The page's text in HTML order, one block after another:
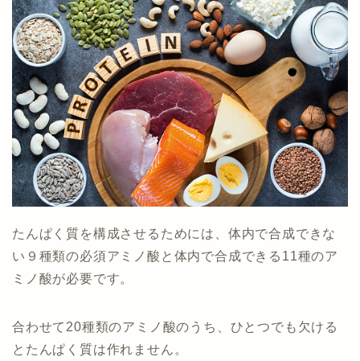
たんぱく質を構成させるためには、体内で合成できな
い９種類の必須アミノ酸と体内で合成できる11種のア
ミノ酸が必要です。
合わせて20種類のアミノ酸のうち、ひとつでも欠ける
とたんぱく質は作れません。